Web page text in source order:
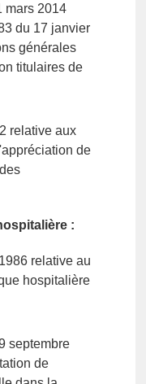
mars 2014
du 17 janvier
générales
titulaires de
relative aux
de
:
relative au
hospitalière
septembre
de